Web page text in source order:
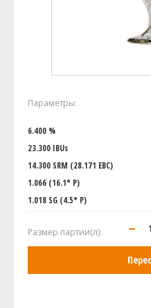
Параметры:
6.400 %
23.300 IBUs
14.300 SRM (28.171 EBC)
1.066 (16.1° P)
1.018 SG (4.5° P)
Размер партии(л):